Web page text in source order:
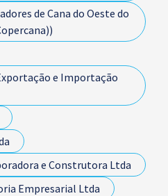
de Cana do Oeste do
e Importação
e Construtora Ltda
Empresarial Ltda